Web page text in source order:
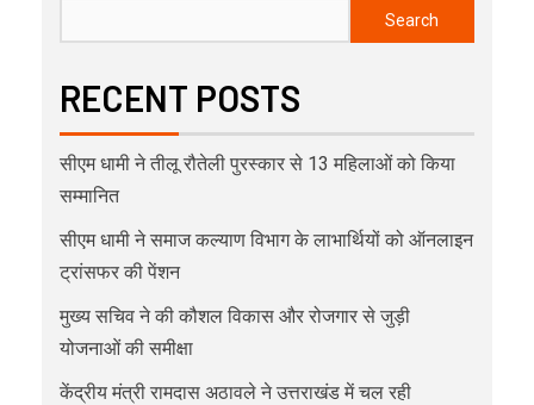
Search
RECENT POSTS
सीएम धामी ने तीलू रौतेली पुरस्कार से 13 महिलाओं को किया
सम्मानित
सीएम धामी ने समाज कल्याण विभाग के लाभार्थियों को ऑनलाइन
ट्रांसफर की पेंशन
मुख्य सचिव ने की कौशल विकास और रोजगार से जुड़ी
योजनाओं की समीक्षा
केंद्रीय मंत्री रामदास अठावले ने उत्तराखंड में चल रही